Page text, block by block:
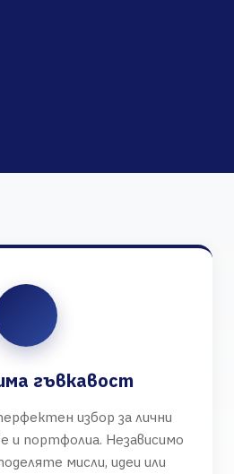
гъвкавост
избор за лични
и портфолиа. Независимо
мисли, идеи или